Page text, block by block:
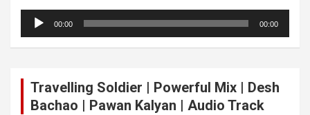
Audio
Player
00:00 00:00
Travelling Soldier | Powerful Mix | Desh
Bachao | Pawan Kalyan | Audio Track